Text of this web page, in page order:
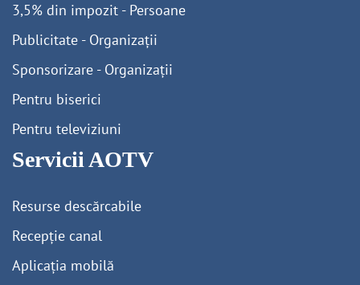
3,5% din impozit - Persoane
Publicitate - Organizații
Sponsorizare - Organizații
Pentru biserici
Pentru televiziuni
Servicii AOTV
Resurse descărcabile
Recepție canal
Aplicația mobilă